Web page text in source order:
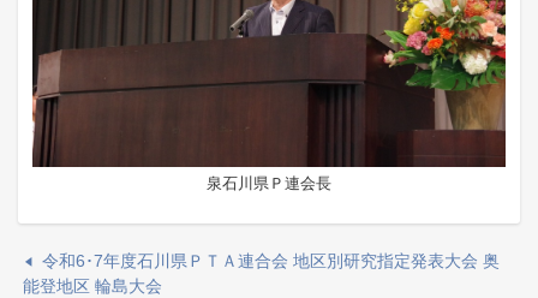
泉石川県Ｐ連会長
令和6･7年度石川県ＰＴＡ連合会 地区別研究指定発表大会 奥
能登地区 輪島大会